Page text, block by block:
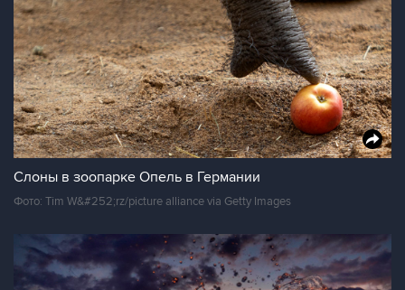
Слоны в зоопарке Опель в Германии
Фото: Tim W&#252;rz/picture alliance via Getty Images